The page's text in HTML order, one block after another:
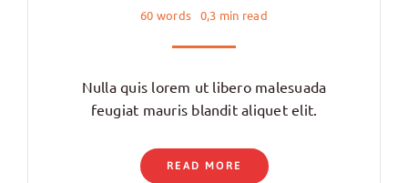
60 words 0,3 min read
Nulla quis lorem ut libero malesuada
feugiat mauris blandit aliquet elit.
READ MORE